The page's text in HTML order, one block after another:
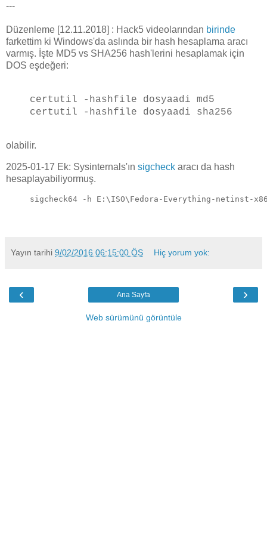
---
Düzenleme [12.11.2018] : Hack5 videolarından birinde
farkettim ki Windows'da aslında bir hash hesaplama aracı
varmış. İşte MD5 vs SHA256 hash'lerini hesaplamak için
DOS eşdeğeri:
certutil -hashfile dosyaadi md5
certutil -hashfile dosyaadi sha256
olabilir.
2025-01-17 Ek: Sysinternals'ın sigcheck aracı da hash
hesaplayabiliyormuş.
sigcheck64 -h E:\ISO\Fedora-Everything-netinst-
Yayın tarihi 9/02/2016 06:15:00 ÖS Hiç yorum yok:
‹ ›
Ana Sayfa
Web sürümünü görüntüle